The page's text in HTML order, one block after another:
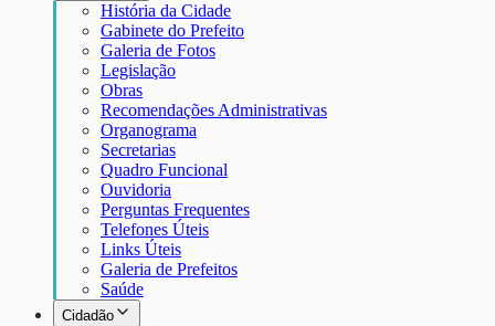
História da Cidade
Gabinete do Prefeito
Galeria de Fotos
Legislação
Obras
Recomendações Administrativas
Organograma
Secretarias
Quadro Funcional
Ouvidoria
Perguntas Frequentes
Telefones Úteis
Links Úteis
Galeria de Prefeitos
Saúde
Cidadão